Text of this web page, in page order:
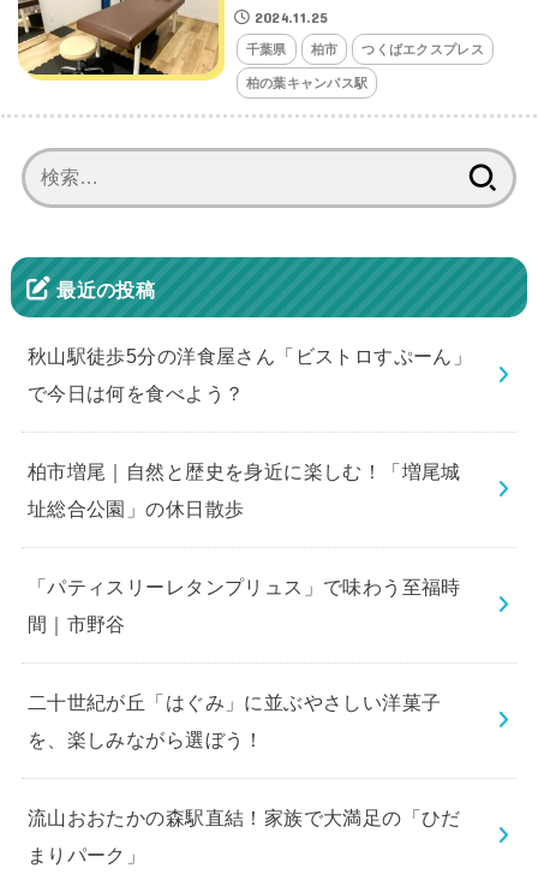
2024.11.25
千葉県 柏市 つくばエクスプレス
柏の葉キャンパス駅
索:
最近の投稿
秋山駅徒歩5分の洋食屋さん「ビストロすぷーん」
で今日は何を食べよう？
柏市増尾｜自然と歴史を身近に楽しむ！「増尾城
址総合公園」の休日散歩
「パティスリーレタンプリュス」で味わう至福時
間｜市野谷
二十世紀が丘「はぐみ」に並ぶやさしい洋菓子
を、楽しみながら選ぼう！
流山おおたかの森駅直結！家族で大満足の「ひだ
まりパーク」